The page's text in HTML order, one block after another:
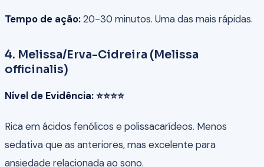
Tempo de ação:20-30 minutos. Uma das mais rápidas.
4. Melissa/Erva-Cidreira (Melissa
officinalis)
Nível de Evidência: ⭐⭐⭐⭐
Rica em ácidos fenólicos e polissacarídeos. Menos
sedativa que as anteriores, mas excelente para
ansiedade relacionada ao sono.